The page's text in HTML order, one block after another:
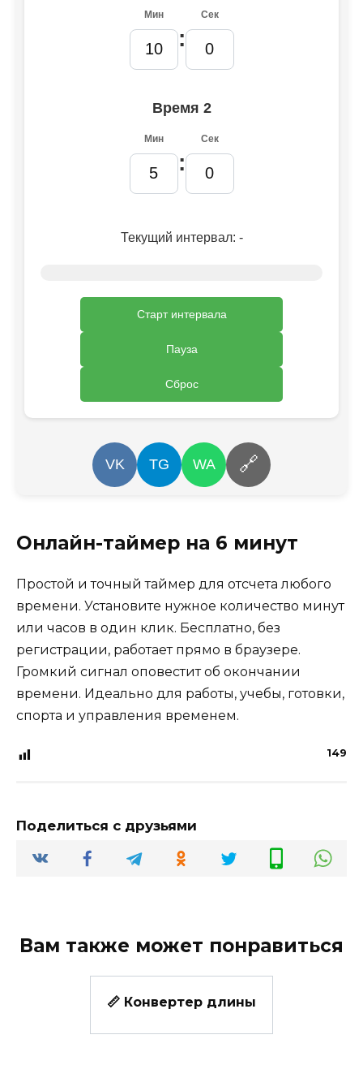
Мин
:
Сек
Время 2
Мин
:
Сек
Текущий интервал: -
Старт интервала
Пауза
Сброс
VK TG WA 🔗
Онлайн-таймер на 6 минут
Простой и точный таймер для отсчета любого
времени. Установите нужное количество минут
или часов в один клик. Бесплатно, без
регистрации, работает прямо в браузере.
Громкий сигнал оповестит об окончании
времени. Идеально для работы, учебы, готовки,
спорта и управления временем.
149
Поделиться с друзьями
Вам также может понравиться
📏 Конвертер длины